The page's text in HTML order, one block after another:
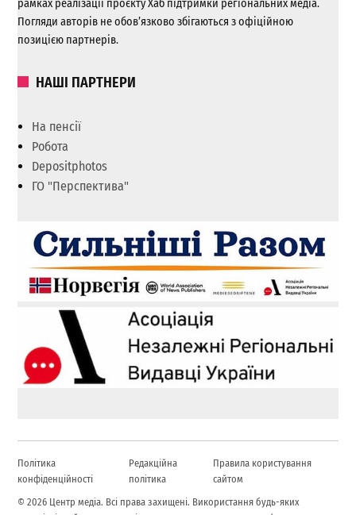
рамках реалізації проєкту Хаб підтримки регіональних медіа.
Погляди авторів не обов’язково збігаються з офіційною
позицією партнерів.
НАШІ ПАРТНЕРИ
На пенсії
Робота
Depositphotos
ГО "Перспектива"
Політика
конфіденційності
Редакційна
політика
Правила користування
сайтом
© 2026 Центр медіа. Всі права захищені. Використання будь-яких